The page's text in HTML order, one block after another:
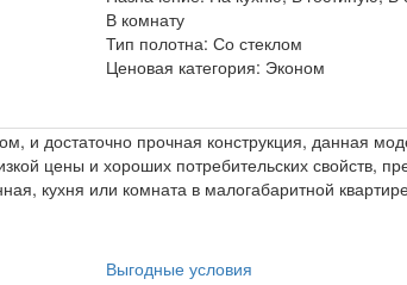
В комнату
Тип полотна: Со стеклом
Ценовая категория: Эконом
и достаточно прочная конструкция, данная
цены и хороших потребительских свойств,
кухня или комната в малогабаритной
Выгодные условия